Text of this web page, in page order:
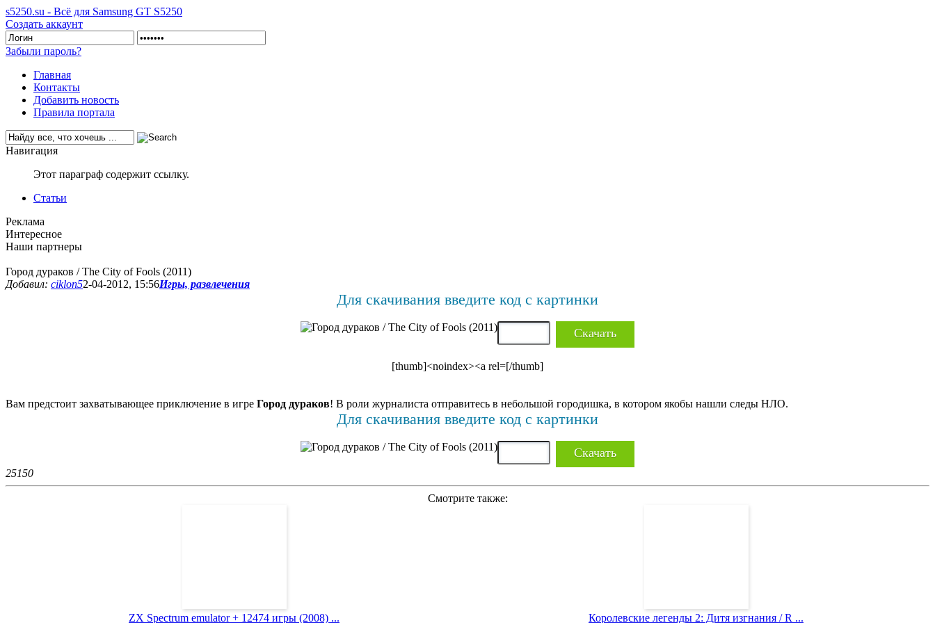
s5250.su - Всё для Samsung GT S5250
Создать аккаунт
Забыли пароль?
Главная
Контакты
Добавить новость
Правила портала
Навигация
Этот параграф содержит ссылку.
Статьи
Реклама
Интересное
Наши партнеры
Город дураков / The City of Fools (2011)
Добавил: ciklon52-04-2012, 15:56Игры, развлечения
Для скачивания введите код с картинки
Скачать
[thumb]<noindex><a rel=[/thumb]
Вам предстоит захватывающее приключение в игре Город дураков! В роли журналиста отправитесь в небольшой городишка, в котором якобы нашли следы НЛО.
Для скачивания введите код с картинки
Скачать
25150
Смотрите также:
ZX Spectrum emulator + 12474 игры (2008) ... Королевские легенды 2: Дитя изгнания / R ...